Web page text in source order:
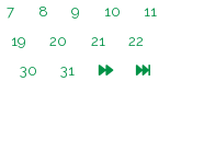
7(current)
8(current)
9 (current)
10(current)
11
19(current)
20 (current)
21 (current)
22
(current)
30(current)
31 (current)